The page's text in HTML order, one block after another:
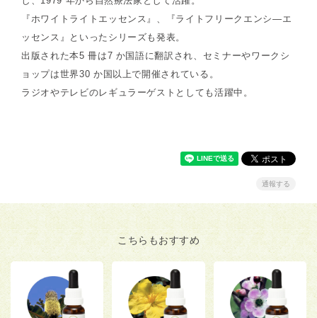
『ホワイトライトエッセンス』、『ライトフリークエンシ―エ
ッセンス』といったシリーズも発表。
出版された本5 冊は7 か国語に翻訳され、セミナーやワークシ
ョップは世界30 か国以上で開催されている。
ラジオやテレビのレギュラーゲストとしても活躍中。
通報する
こちらもおすすめ